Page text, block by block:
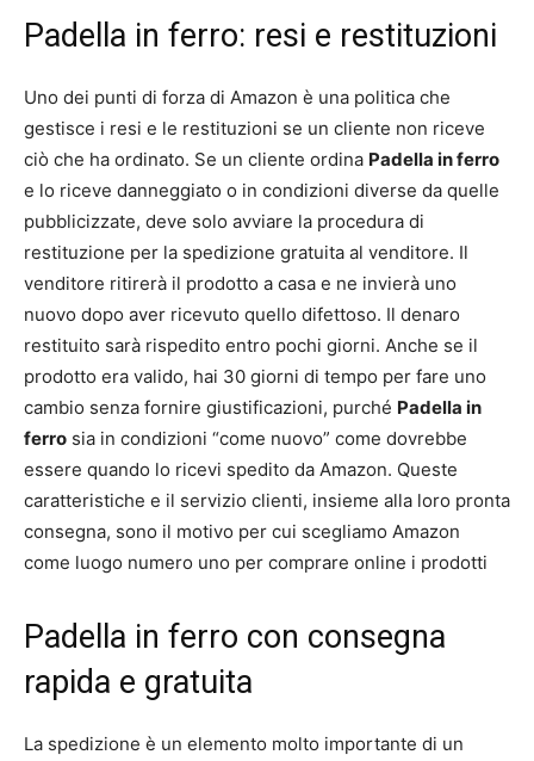
Padella in ferro: resi e restituzioni
Uno dei punti di forza di Amazon è una politica che
gestisce i resi e le restituzioni se un cliente non riceve
ciò che ha ordinato. Se un cliente ordina Padella in ferro
e lo riceve danneggiato o in condizioni diverse da quelle
pubblicizzate, deve solo avviare la procedura di
restituzione per la spedizione gratuita al venditore. Il
venditore ritirerà il prodotto a casa e ne invierà uno
nuovo dopo aver ricevuto quello difettoso. Il denaro
restituito sarà rispedito entro pochi giorni. Anche se il
prodotto era valido, hai 30 giorni di tempo per fare uno
cambio senza fornire giustificazioni, purché Padella in
ferro sia in condizioni “come nuovo” come dovrebbe
essere quando lo ricevi spedito da Amazon. Queste
caratteristiche e il servizio clienti, insieme alla loro pronta
consegna, sono il motivo per cui scegliamo Amazon
come luogo numero uno per comprare online i prodotti
Padella in ferro con consegna
rapida e gratuita
La spedizione è un elemento molto importante di un